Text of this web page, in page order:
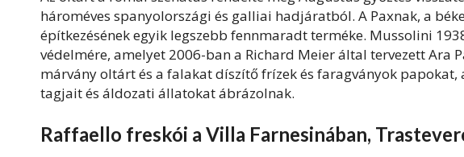
hároméves spanyolországi és galliai hadjáratból. A Paxnak, a
építkezésének egyik legszebb fennmaradt terméke. Mussolini
védelmére, amelyet 2006-ban a Richard Meier által tervezett Ara
márvány oltárt és a falakat díszítő frízek és faragványok
tagjait és áldozati állatokat ábrázolnak.
Raffaello freskói a Villa Farnesinában,